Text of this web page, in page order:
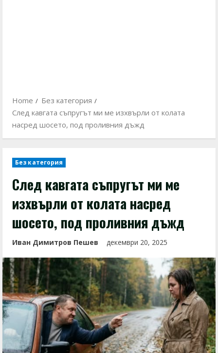
Home
Без категория
След кавгата съпругът ми ме изхвърли от колата
насред шосето, под проливния дъжд
Без категория
След кавгата съпругът ми ме
изхвърли от колата насред
шосето, под проливния дъжд
Иван Димитров Пешев декември 20, 2025